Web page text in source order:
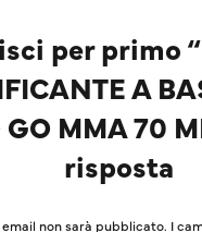
per primo
A
GO MMA 70
risposta
non sarà pubblicato. I